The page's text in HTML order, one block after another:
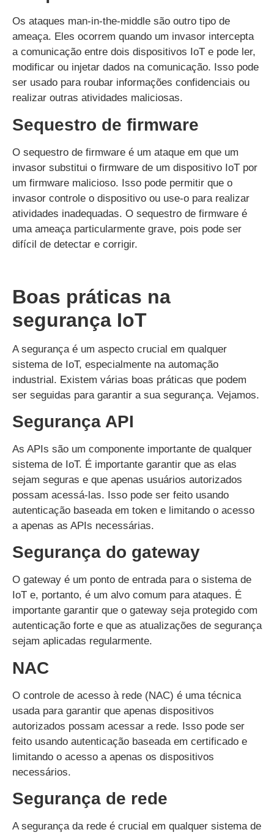
Os ataques man-in-the-middle são outro tipo de
ameaça. Eles ocorrem quando um invasor intercepta
a comunicação entre dois dispositivos IoT e pode ler,
modificar ou injetar dados na comunicação. Isso pode
ser usado para roubar informações confidenciais ou
realizar outras atividades maliciosas.
Sequestro de firmware
O sequestro de firmware é um ataque em que um
invasor substitui o firmware de um dispositivo IoT por
um firmware malicioso. Isso pode permitir que o
invasor controle o dispositivo ou use-o para realizar
atividades inadequadas. O sequestro de firmware é
uma ameaça particularmente grave, pois pode ser
difícil de detectar e corrigir.
Boas práticas na
segurança IoT
A segurança é um aspecto crucial em qualquer
sistema de IoT, especialmente na automação
industrial. Existem várias boas práticas que podem
ser seguidas para garantir a sua segurança. Vejamos.
Segurança API
As APIs são um componente importante de qualquer
sistema de IoT. É importante garantir que as elas
sejam seguras e que apenas usuários autorizados
possam acessá-las. Isso pode ser feito usando
autenticação baseada em token e limitando o acesso
a apenas as APIs necessárias.
Segurança do gateway
O gateway é um ponto de entrada para o sistema de
IoT e, portanto, é um alvo comum para ataques. É
importante garantir que o gateway seja protegido com
autenticação forte e que as atualizações de segurança
sejam aplicadas regularmente.
NAC
O controle de acesso à rede (NAC) é uma técnica
usada para garantir que apenas dispositivos
autorizados possam acessar a rede. Isso pode ser
feito usando autenticação baseada em certificado e
limitando o acesso a apenas os dispositivos
necessários.
Segurança de rede
A segurança da rede é crucial em qualquer sistema de